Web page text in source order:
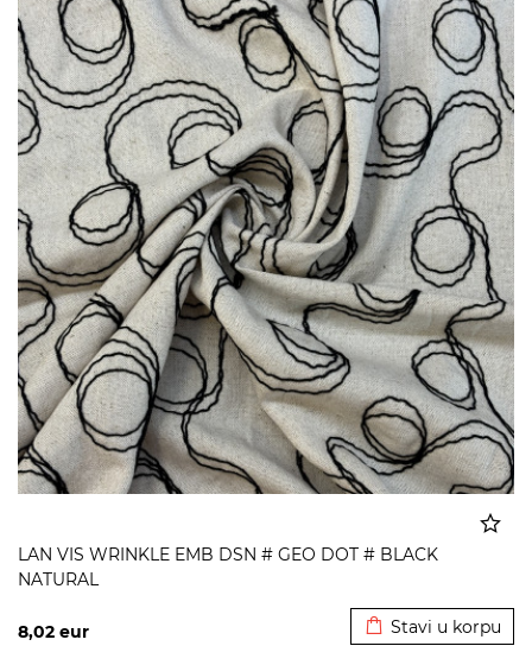
LAN VIS WRINKLE EMB DSN # GEO DOT # BLACK
NATURAL
8,02 eur Stavi u korpu